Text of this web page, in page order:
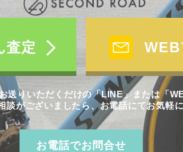
査定 WEB
送りいただくだけの「LINE」または「
談がございましたら、お電話にてお気軽
お電話でお問合せ